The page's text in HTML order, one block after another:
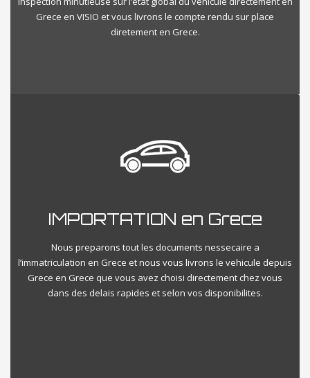
Grece en VISIO et vous livrons le compte rendu sur place
diretement en Grece.
IMPORTATION en Grece
Nous preparons tout les documents nessecaire a
l’immatriculation en Grece et nous vous livrons le vehicule depuis
Grece en Grece que vous avez choisi directement chez vous
dans des delais rapides et selon vos disponibilites.